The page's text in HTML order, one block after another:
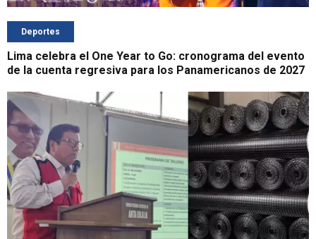
Deportes
Lima celebra el One Year to Go: cronograma del evento
de la cuenta regresiva para los Panamericanos de 2027